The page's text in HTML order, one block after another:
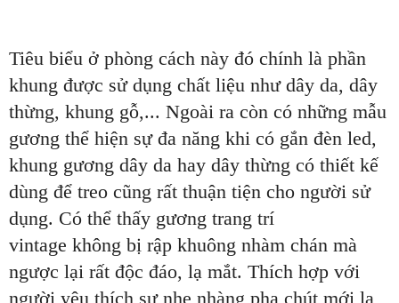
Tiêu biểu ở phòng cách này đó chính là phần
khung được sử dụng chất liệu như dây da, dây
thừng, khung gỗ,... Ngoài ra còn có những mẫu
gương thể hiện sự đa năng khi có gắn đèn led,
khung gương dây da hay dây thừng có thiết kế
dùng để treo cũng rất thuận tiện cho người sử
dụng. Có thể thấy gương trang trí
vintage không bị rập khuông nhàm chán mà
ngược lại rất độc đáo, lạ mắt. Thích hợp với
người yêu thích sự nhẹ nhàng pha chút mới lạ,